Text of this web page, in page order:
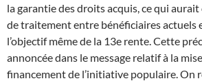
la garantie des droits acquis, ce qui
de traitement entre bénéficiaires actuels
l’objectif même de la 13e rente. Cette
annoncée dans le message relatif à la
financement de l’initiative populaire. On